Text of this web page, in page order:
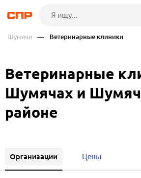
Шумячи — Ветеринарные клиники
Ветеринарные
Шумячах и
районе
Организации Цены